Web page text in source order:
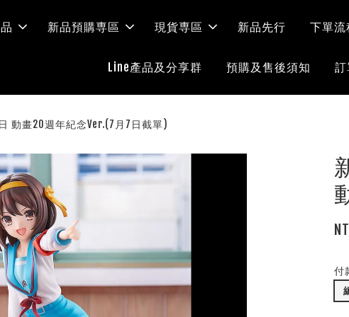
新品預購専區 現貨専區 新品先行 下單流
Line產品及分享群 預購及售後須知 訂
動畫20週年紀念Ver.(7月7日截單)
付